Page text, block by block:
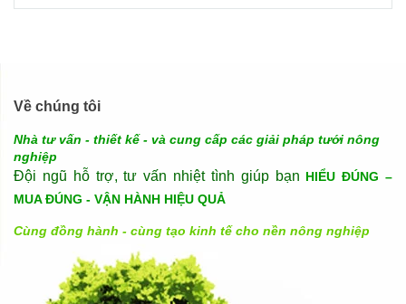
Về chúng tôi
Nhà tư vấn - thiết kế - và cung cấp các giải pháp tưới nông
nghiệp
Đội ngũ hỗ trợ, tư vấn nhiệt tình giúp bạn HIỂU ĐÚNG –
MUA ĐÚNG - VẬN HÀNH HIỆU QUẢ
Cùng đồng hành - cùng tạo kinh tế cho nền nông nghiệp